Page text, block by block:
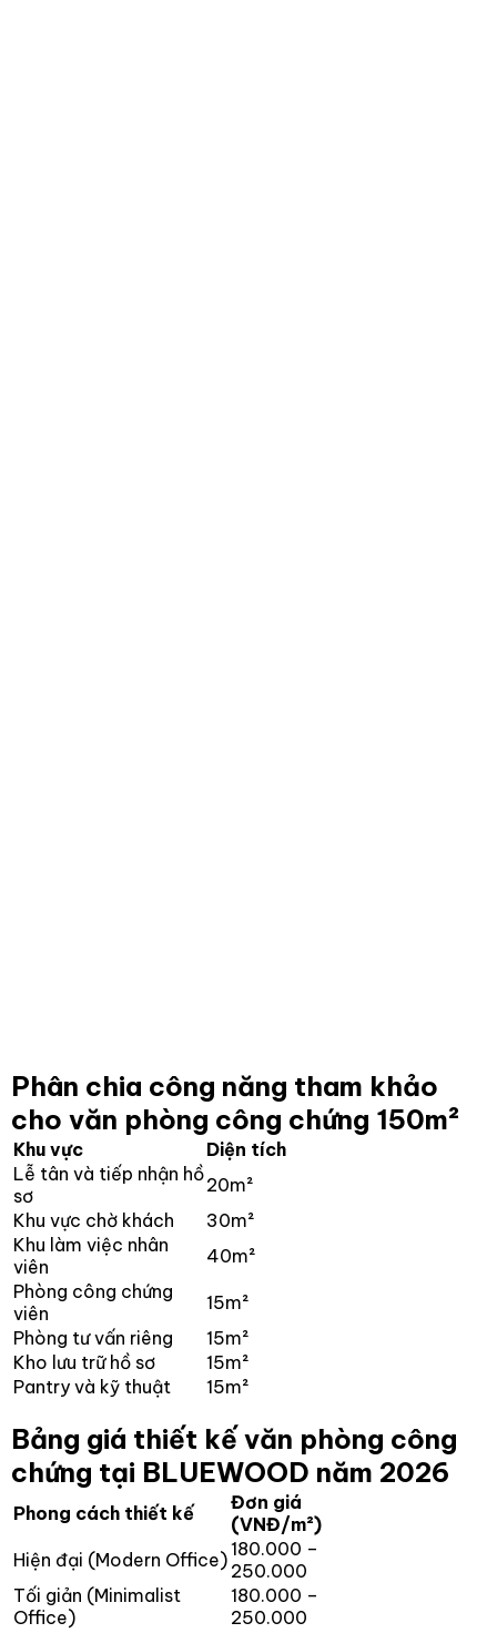
Phân chia công năng tham khảo
cho văn phòng công chứng 150m²
Khu vực
Diện tích
Lễ tân và tiếp nhận hồ
sơ
20m²
Khu vực chờ khách
30m²
Khu làm việc nhân
viên
40m²
Phòng công chứng
viên
15m²
Phòng tư vấn riêng
15m²
Kho lưu trữ hồ sơ
15m²
Pantry và kỹ thuật
15m²
Bảng giá thiết kế văn phòng công
chứng tại BLUEWOOD năm 2026
Phong cách thiết kế
Đơn giá
(VNĐ/m²)
Hiện đại (Modern Office)180.000 –
250.000
Tối giản (Minimalist
Office)
180.000 –
250.000